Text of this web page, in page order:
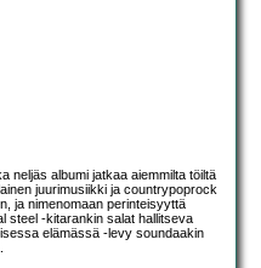
neljäs albumi jatkaa aiemmilta töiltä
juurimusiikki ja countrypoprock
ja nimenomaan perinteisyyttä
steel -kitarankin salat hallitseva
elämässä -levy soundaakin